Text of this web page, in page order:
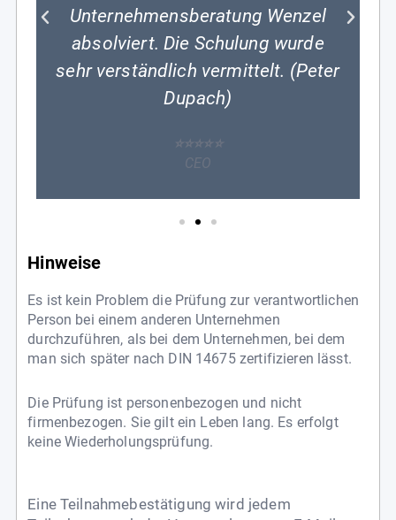
Unternehmensberatung Wenzel
absolviert. Die Schulung wurde
sehr verständlich vermittelt. (Peter
Dupach)
⭐️⭐️⭐️⭐️⭐️
CEO
Hinweise
Es ist kein Problem die Prüfung zur verantwortlichen
Person bei einem anderen Unternehmen
durchzuführen, als bei dem Unternehmen, bei dem
man sich später nach DIN 14675 zertifizieren lässt.
Die Prüfung ist personenbezogen und nicht
firmenbezogen. Sie gilt ein Leben lang. Es erfolgt
keine Wiederholungsprüfung.
Eine Teilnahmebestätigung wird jedem